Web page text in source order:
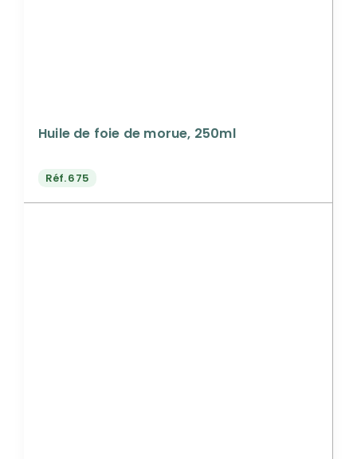
Huile de foie de morue, 250ml
Réf.675